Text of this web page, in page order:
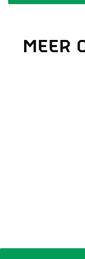
MEER